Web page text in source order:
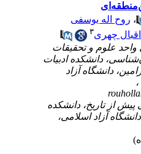
روح اله یوسفی
چهری
دانشکده ادبیات
دانشگاه آزاد
از تاریخ، دانشکده
آزاد اسلامی،